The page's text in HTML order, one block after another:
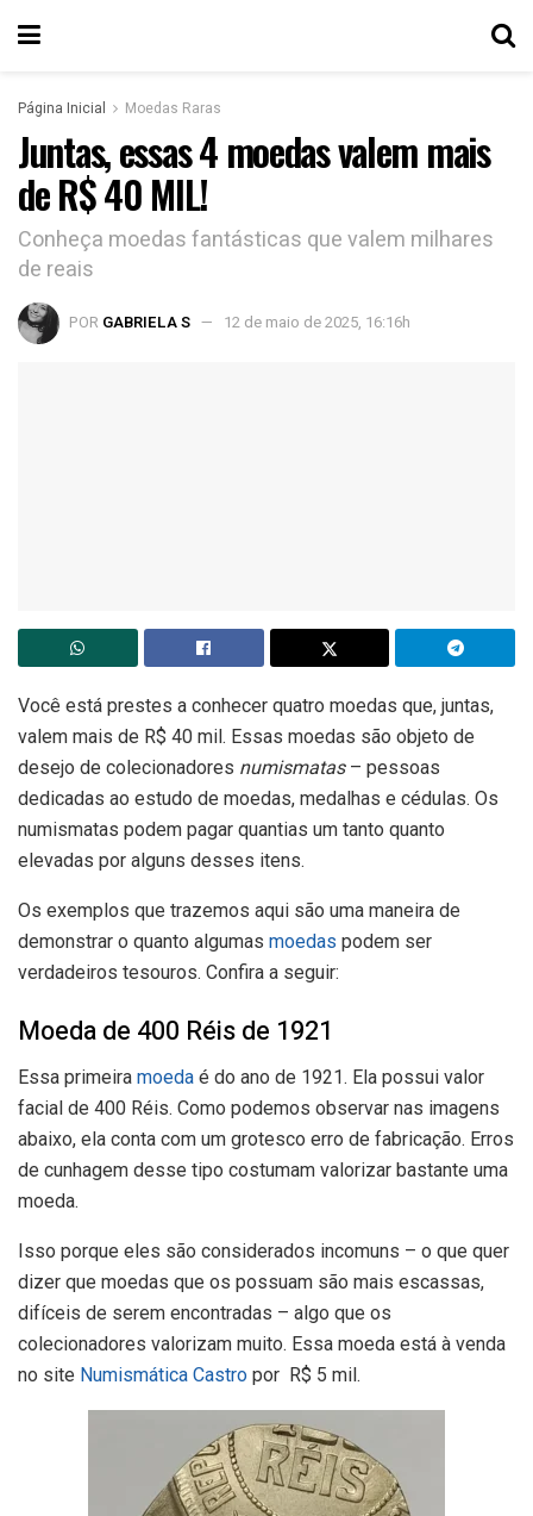
Página Inicial Moedas Raras
Juntas, essas 4 moedas valem mais
de R$ 40 MIL!
Conheça moedas fantásticas que valem milhares
de reais
POR GABRIELA S 12 de maio de 2025, 16:16h
Você está prestes a conhecer quatro moedas que, juntas,
valem mais de R$ 40 mil. Essas moedas são objeto de
desejo de colecionadores numismatas– pessoas
dedicadas ao estudo de moedas, medalhas e cédulas. Os
numismatas podem pagar quantias um tanto quanto
elevadas por alguns desses itens.
Os exemplos que trazemos aqui são uma maneira de
demonstrar o quanto algumas moedas podem ser
verdadeiros tesouros. Confira a seguir:
Moeda de 400 Réis de 1921
Essa primeira moeda é do ano de 1921. Ela possui valor
facial de 400 Réis. Como podemos observar nas imagens
abaixo, ela conta com um grotesco erro de fabricação. Erros
de cunhagem desse tipo costumam valorizar bastante uma
moeda.
Isso porque eles são considerados incomuns – o que quer
dizer que moedas que os possuam são mais escassas,
difíceis de serem encontradas – algo que os
colecionadores valorizam muito. Essa moeda está à venda
no site Numismática Castro por R$ 5 mil.